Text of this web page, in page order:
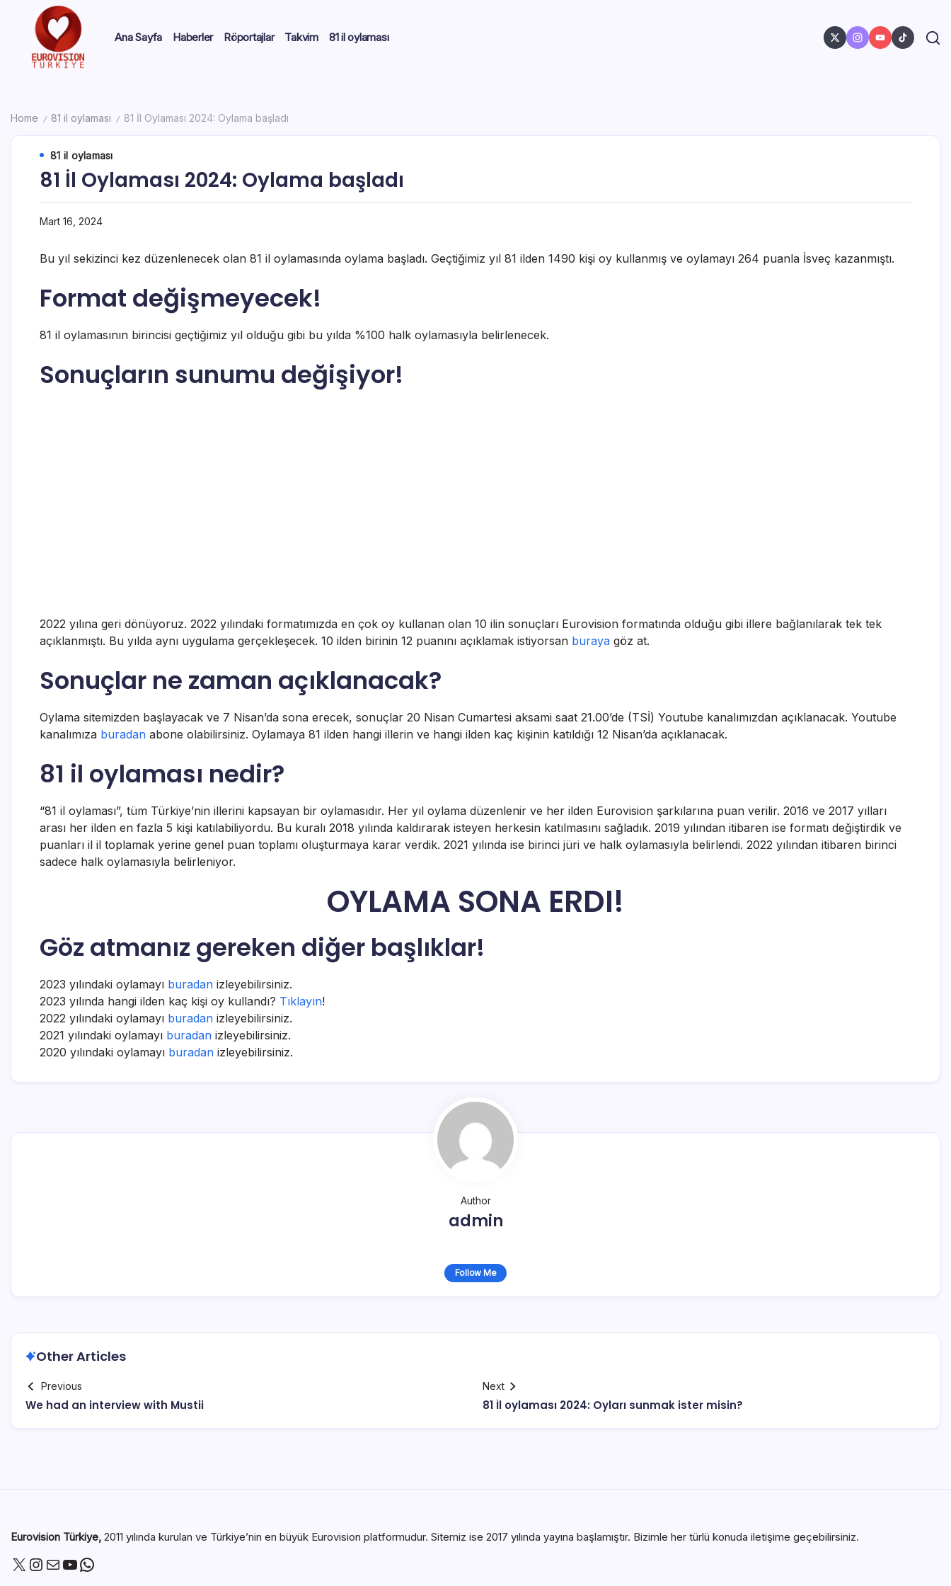
Ana Sayfa Haberler Röportajlar Takvim 81 il oylaması
Home / 81 il oylaması / 81 İl Oylaması 2024: Oylama başladı
81 il oylaması
81 İl Oylaması 2024: Oylama başladı
Mart 16, 2024
Bu yıl sekizinci kez düzenlenecek olan 81 il oylamasında oylama başladı. Geçtiğimiz yıl 81 ilden 1490 kişi oy kullanmış ve oylamayı 264 puanla İsveç kazanmıştı.
Format değişmeyecek!
81 il oylamasının birincisi geçtiğimiz yıl olduğu gibi bu yılda %100 halk oylamasıyla belirlenecek.
Sonuçların sunumu değişiyor!
2022 yılına geri dönüyoruz. 2022 yılındaki formatımızda en çok oy kullanan olan 10 ilin sonuçları Eurovision formatında olduğu gibi illere bağlanılarak tek tek
açıklanmıştı. Bu yılda aynı uygulama gerçekleşecek. 10 ilden birinin 12 puanını açıklamak istiyorsan buraya göz at.
Sonuçlar ne zaman açıklanacak?
Oylama sitemizden başlayacak ve 7 Nisan’da sona erecek, sonuçlar 20 Nisan Cumartesi aksami saat 21.00’de (TSİ) Youtube kanalımızdan açıklanacak. Youtube
kanalımıza buradan abone olabilirsiniz. Oylamaya 81 ilden hangi illerin ve hangi ilden kaç kişinin katıldığı 12 Nisan’da açıklanacak.
81 il oylaması nedir?
“81 il oylaması”, tüm Türkiye’nin illerini kapsayan bir oylamasıdır. Her yıl oylama düzenlenir ve her ilden Eurovision şarkılarına puan verilir. 2016 ve 2017 yılları
arası her ilden en fazla 5 kişi katılabiliyordu. Bu kuralı 2018 yılında kaldırarak isteyen herkesin katılmasını sağladık. 2019 yılından itibaren ise formatı değiştirdik ve
puanları il il toplamak yerine genel puan toplamı oluşturmaya karar verdik. 2021 yılında ise birinci jüri ve halk oylamasıyla belirlendi. 2022 yılından itibaren birinci
sadece halk oylamasıyla belirleniyor.
OYLAMA SONA ERDI!
Göz atmanız gereken diğer başlıklar!
2023 yılındaki oylamayı buradan izleyebilirsiniz.
2023 yılında hangi ilden kaç kişi oy kullandı? Tıklayın!
2022 yılındaki oylamayı buradan izleyebilirsiniz.
2021 yılındaki oylamayı buradan izleyebilirsiniz.
2020 yılındaki oylamayı buradan izleyebilirsiniz.
Author
admin
Follow Me
Other Articles
Previous
We had an interview with Mustii
Next
81 İl oylaması 2024: Oyları sunmak ister misin?
Eurovision Türkiye, 2011 yılında kurulan ve Türkiye’nin en büyük Eurovision platformudur. Sitemiz ise 2017 yılında yayına başlamıştır. Bizimle her türlü konuda iletişime geçebilirsiniz.